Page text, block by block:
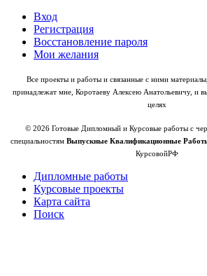
Вход
Регистрация
Восстановление пароля
Мои желания
Все проекты и работы и связанные с ними
принадлежат мне, Коротаеву Алексею Анатольевичу, и
целях
© 2026 Готовые Дипломный и Курсовые работы с
специальностям Выпускные Квалификационные
КурсовойРФ
Дипломные работы
Курсовые проекты
Карта сайта
Поиск